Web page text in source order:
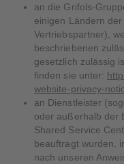
an die Grifols-
einigen Ländern
Vertriebspartner),
beschriebenen
gesetzlich zulässig
finden sie unter:
website-privacy-
an Dienstleister
oder außerhalb der
Shared Service
beauftragt wurden,
nach unseren